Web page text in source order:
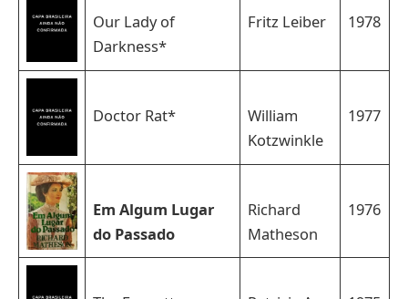
Our Lady of
Darkness*
Fritz Leiber 1978
Doctor Rat*
William
Kotzwinkle
1977
Em Algum Lugar
do Passado
Richard
Matheson
1976